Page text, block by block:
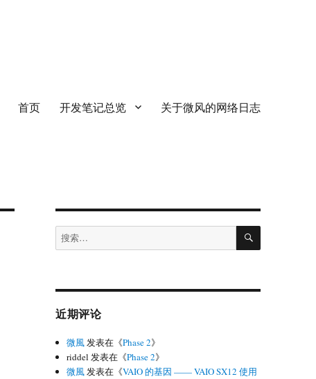
首页 开发笔记总览 关于微风的网络日志
搜
索：
搜
近期评论
微風发表在《Phase 2》
riddel 发表在《Phase 2》
微風发表在《VAIO 的基因 —— VAIO SX12 使用